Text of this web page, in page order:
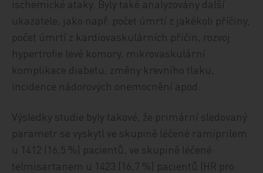
ischemické ataky. Byly také analyzovány další
ukazatele, jako např. počet úmrtí z jakékoli příčiny,
počet úmrtí z kardiovaskulárních příčin, rozvoj
hypertrofie levé komory, mikrovaskulární
komplikace diabetu, změny krevního tlaku,
incidence nádorových onemocnění apod.
Výsledky studie byly takové, že primární sledovaný
parametr se vyskytl ve skupině léčené ramiprilem
u 1412 (16,5 %) pacientů, ve skupině léčené
telmisartanem u 1423 (16,7 %) pacientů (HR pro